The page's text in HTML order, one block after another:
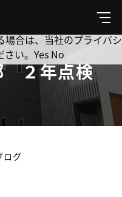
メ
ニ
ュ
２年点検
ログ
追跡してもよろしいです
極めて重視しています。
場合は、当社のプライバシ
い。 Yes No